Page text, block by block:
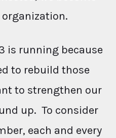
organization.
is running because
to rebuild those
to strengthen our
up. To consider
each and every